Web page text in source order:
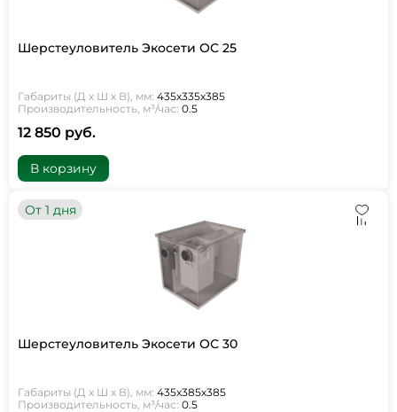
Шерстеуловитель Экосети ОС 25
Габариты (Д х Ш х В), мм: 435х335х385
Производительность, м³/час: 0.5
12 850 руб.
В корзину
От 1 дня
Шерстеуловитель Экосети ОС 30
Габариты (Д х Ш х В), мм: 435х385х385
Производительность, м³/час: 0.5